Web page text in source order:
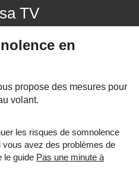
TV
en
propose des mesures pour
volant.
les risques de somnolence
vous avez des problèmes de
le guide Pas une minute à